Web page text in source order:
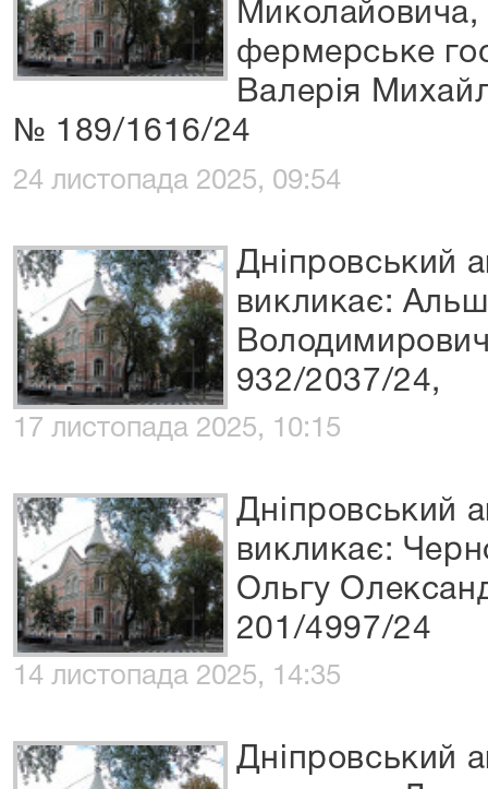
Миколайовича,
фермерське
Валерія
№ 189/1616/24
24 листопада 2025, 09:54
Дніпровський
викликає:
932/2037/24,
17 листопада 2025, 10:15
Дніпровський
викликає:
Ольгу
201/4997/24
14 листопада 2025, 14:35
Дніпровський